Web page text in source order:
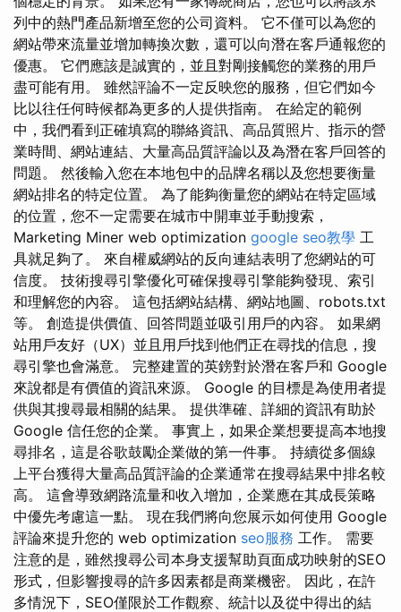
列中的熱門產品新增至您的公司資料。 它不僅可以為您的
網站帶來流量並增加轉換次數，還可以向潛在客戶通報您的
優惠。 它們應該是誠實的，並且對剛接觸您的業務的用戶
盡可能有用。 雖然評論不一定反映您的服務，但它們如今
比以往任何時候都為更多的人提供指南。 在給定的範例
中，我們看到正確填寫的聯絡資訊、高品質照片、指示的營
業時間、網站連結、大量高品質評論以及為潛在客戶回答的
問題。 然後輸入您在本地包中的品牌名稱以及您想要衡量
網站排名的特定位置。 為了能夠衡量您的網站在特定區域
的位置，您不一定需要在城市中開車並手動搜索，
Marketing Miner web optimization google seo教學 工
具就足夠了。 來自權威網站的反向連結表明了您網站的可
信度。 技術搜尋引擎優化可確保搜尋引擎能夠發現、索引
和理解您的內容。 這包括網站結構、網站地圖、robots.txt
等。 創造提供價值、回答問題並吸引用戶的內容。 如果網
站用戶友好（UX）並且用戶找到他們正在尋找的信息，搜
尋引擎也會滿意。 完整建置的英鎊對於潛在客戶和 Google
來說都是有價值的資訊來源。 Google 的目標是為使用者提
供與其搜尋最相關的結果。 提供準確、詳細的資訊有助於
Google 信任您的企業。 事實上，如果企業想要提高本地搜
尋排名，這是谷歌鼓勵企業做的第一件事。 持續從多個線
上平台獲得大量高品質評論的企業通常在搜尋結果中排名較
高。 這會導致網路流量和收入增加，企業應在其成長策略
中優先考慮這一點。 現在我們將向您展示如何使用 Google
評論來提升您的 web optimization seo服務 工作。 需要
注意的是，雖然搜尋公司本身支援幫助頁面成功映射的SEO
形式，但影響搜尋的許多因素都是商業機密。 因此，在許
多情況下，SEO僅限於工作觀察、統計以及從中得出的結